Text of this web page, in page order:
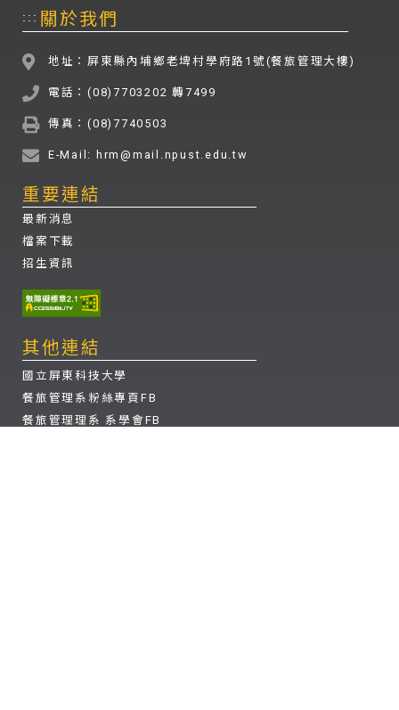
::: 關於我們
地址：屏東縣內埔鄉老埤村學府路1號(餐旅管理大樓)
電話：(08)7703202 轉7499
傳真：(08)7740503
E-Mail: hrm@mail.npust.edu.tw
重要連結
最新消息
檔案下載
招生資訊
其他連結
國立屏東科技大學
餐旅管理系粉絲專頁FB
餐旅管理理系 系學會FB